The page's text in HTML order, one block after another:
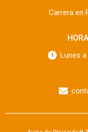
Carrera en
Lunes